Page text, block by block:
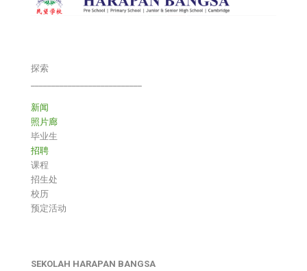
探索
新闻
照片廊
毕业生
招聘
课程
招生处
校历
预定活动
SEKOLAH HARAPAN BANGSA